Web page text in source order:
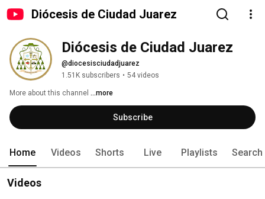
Diócesis de Ciudad Juarez
Diócesis de Ciudad Juarez
@diocesisciudadjuarez
1.51K subscribers • 54 videos
More about this channel ...more
Subscribe
Home Videos Shorts Live Playlists Search
Videos